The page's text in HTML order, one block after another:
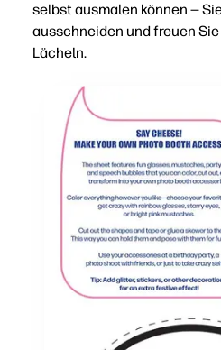
selbst ausmalen können —
ausschneiden und freuen
Lächeln.
Partyspaß ohne
Beschäftigt Kinder —
Erinnerungen wie aus
Flexibel für Familien und